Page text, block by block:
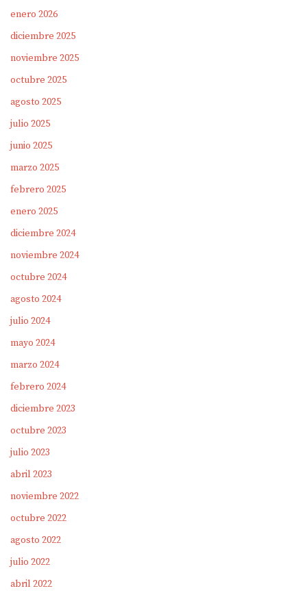
enero 2026
diciembre 2025
noviembre 2025
octubre 2025
agosto 2025
julio 2025
junio 2025
marzo 2025
febrero 2025
enero 2025
diciembre 2024
noviembre 2024
octubre 2024
agosto 2024
julio 2024
mayo 2024
marzo 2024
febrero 2024
diciembre 2023
octubre 2023
julio 2023
abril 2023
noviembre 2022
octubre 2022
agosto 2022
julio 2022
abril 2022